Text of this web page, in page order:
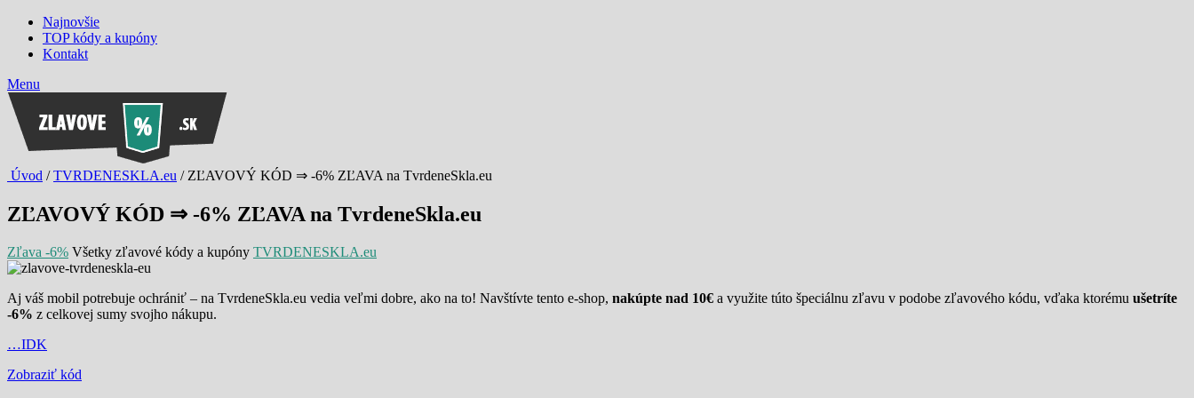
Najnovšie
TOP kódy a kupóny
Kontakt
Menu
Úvod /TVRDENESKLA.eu / ZĽAVOVÝ KÓD ⇒ -6% ZĽAVA na TvrdeneSkla.eu
ZĽAVOVÝ KÓD ⇒ -6% ZĽAVA na TvrdeneSkla.eu
Zľava -6% Všetky zľavové kódy a kupóny TVRDENESKLA.eu
Aj váš mobil potrebuje ochrániť – na TvrdeneSkla.eu vedia veľmi dobre, ako na to! Navštívte tento e-shop, nakúpte nad 10€ a využite túto špeciálnu zľavu v podobe zľavového kódu, vďaka ktorému ušetríte
-6% z celkovej sumy svojho nákupu.
…IDK
Zobraziť kód